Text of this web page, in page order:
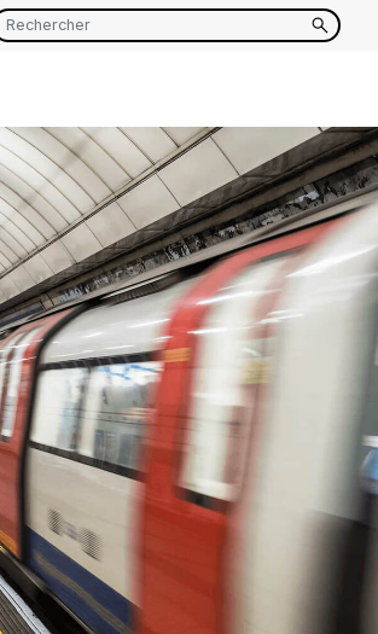
EN FR
EN
FR
EN FR